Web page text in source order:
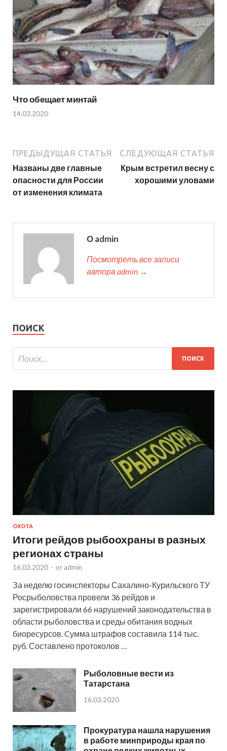
Что обещает минтай
14.03.2020
ПРЕДЫДУЩАЯ СТАТЬЯ
Названы две главные
опасности для России
от изменения климата
СЛЕДУЮЩАЯ СТАТЬЯ
Крым встретил весну с
хорошими уловами
О admin
Посмотреть все записи
автора admin →
ПОИСК
ОХОТА
Итоги рейдов рыбоохраны в разных
регионах страны
16.03.2020 - от admin
За неделю госинспекторы Сахалино-Курильского ТУ
Росрыболовства провели 36 рейдов и
зарегистрировали 66 нарушений законодательства в
области рыболовства и среды обитания водных
биоресурсов. Cумма штрафов составила 114 тыс.
руб. Составлено протоколов …
Рыболовные вести из
Татарстана
16.03.2020
Прокуратура нашла нарушения
в работе минприроды края по